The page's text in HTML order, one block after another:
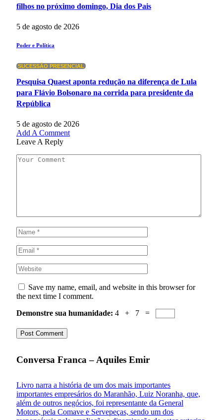
filhos no próximo domingo, Dia dos Pais
5 de agosto de 2026
Poder e Política
SUCESSÃO PRESENCIAL
Pesquisa Quaest aponta redução na diferença de Lula
para Flávio Bolsonaro na corrida para presidente da
República
5 de agosto de 2026
Add A Comment
Leave A Reply
Save my name, email, and website in this browser for
the next time I comment.
Demonstre sua humanidade: 4 + 7 =
Conversa Franca – Aquiles Emir
Livro narra a história de um dos mais importantes
importantes empresários do Maranhão, Luiz Noranha, que,
além de outros negócios, foi representante da General
Motors, pela Comave e Servepeças, sendo um dos